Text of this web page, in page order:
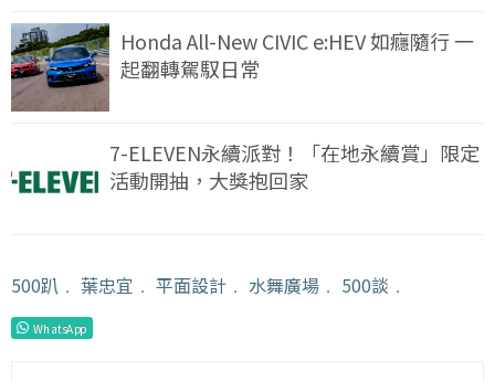
Honda All-New CIVIC e:HEV 如癮隨行 一
起翻轉駕馭日常
7-ELEVEN永續派對！「在地永續賞」限定
活動開抽，大獎抱回家
500趴 ﹒ 葉忠宜 ﹒ 平面設計 ﹒ 水舞廣場 ﹒ 500談 ﹒
WhatsApp